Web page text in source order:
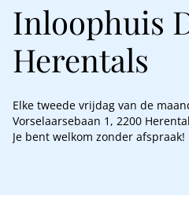
Inloophuis
Herentals
Elke tweede vrijdag van de
Vorselaarsebaan 1, 2200
Je bent welkom zonder afspraak!